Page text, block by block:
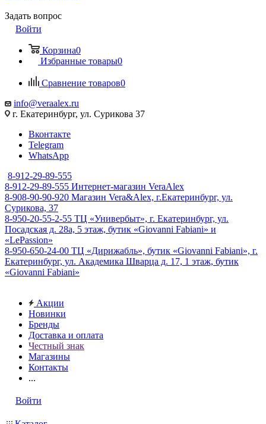
Задать вопрос
Войти
Корзина0
Избранные товары0
Сравнение товаров0
info@veraalex.ru
г. Екатеринбург, ул. Сурикова 37
Вконтакте
Telegram
WhatsApp
8-912-29-89-555
8-912-29-89-555 Интернет-магазин VeraAlex
8-908-90-90-920 Магазин Vera&Alex, г.Екатеринбург, ул.
Сурикова, 37
8-950-20-55-2-55 ТЦ «Универбыт», г. Екатеринбург, ул.
Посадская д. 28а, 5 этаж, бутик «Giovanni Fabiani» и
«LePassion»
8-950-650-24-00 ТЦ «Дирижабль», бутик «Giovanni Fabiani», г.
Екатеринбург, ул. Академика Шварца д. 17, 1 этаж, бутик
«Giovanni Fabiani»
Акции
Новинки
Бренды
Доставка и оплата
Честный знак
Магазины
Контакты
...
Войти